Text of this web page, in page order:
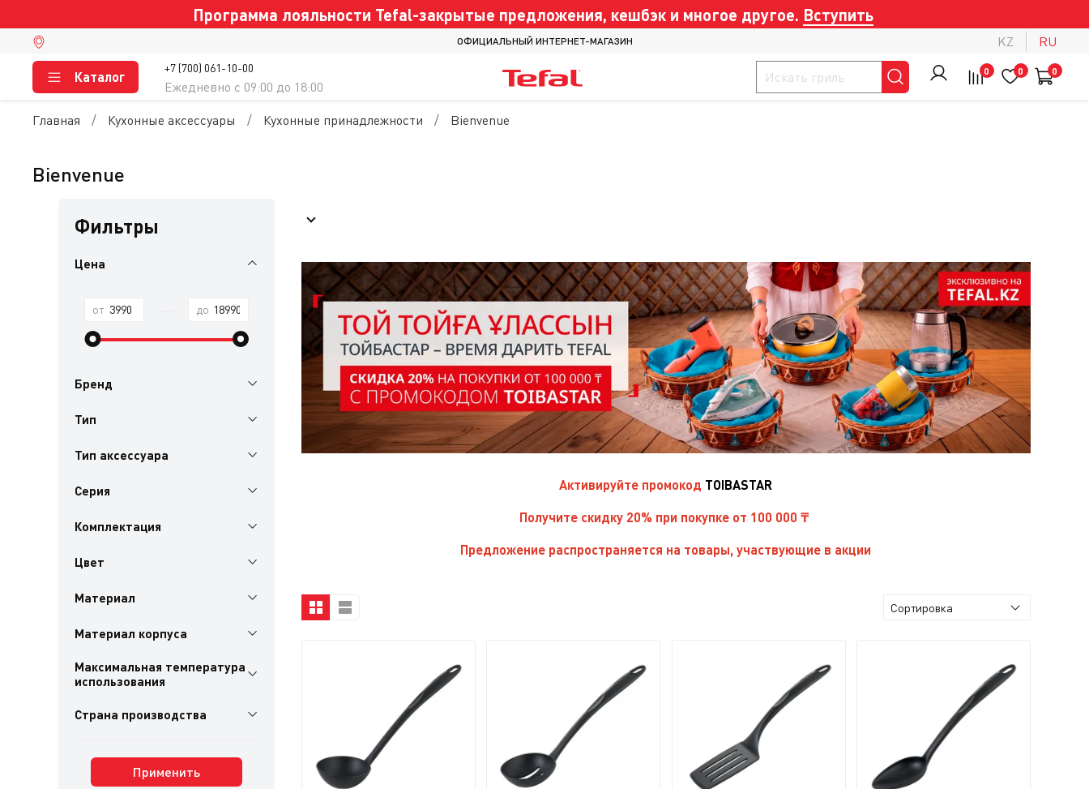
Программа лояльности Tefal-закрытые предложения, кешбэк и многое другое. Вступить
ОФИЦИАЛЬНЫЙ ИНТЕРНЕТ-МАГАЗИН KZ RU
+7 (700) 061-10-00
Ежедневно c 09:00 до 18:00
Каталог 0 0 0
Главная Кухонные аксессуары Кухонные принадлежности Bienvenue
Bienvenue
Активируйте промокод TOIBASTAR
Получите скидку 20% при покупке от 100 000 ₸
Предложение распространяется на товары, участвующие в акции
Фильтры
Цена
от до
Бренд
Тип
Тип аксессуара
Серия
Комплектация
Цвет
Материал
Материал корпуса
Максимальная температура
использования
Страна производства
Применить